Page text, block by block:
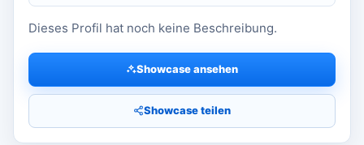
Dieses Profil hat noch keine Beschreibung.
Showcase ansehen
Showcase teilen